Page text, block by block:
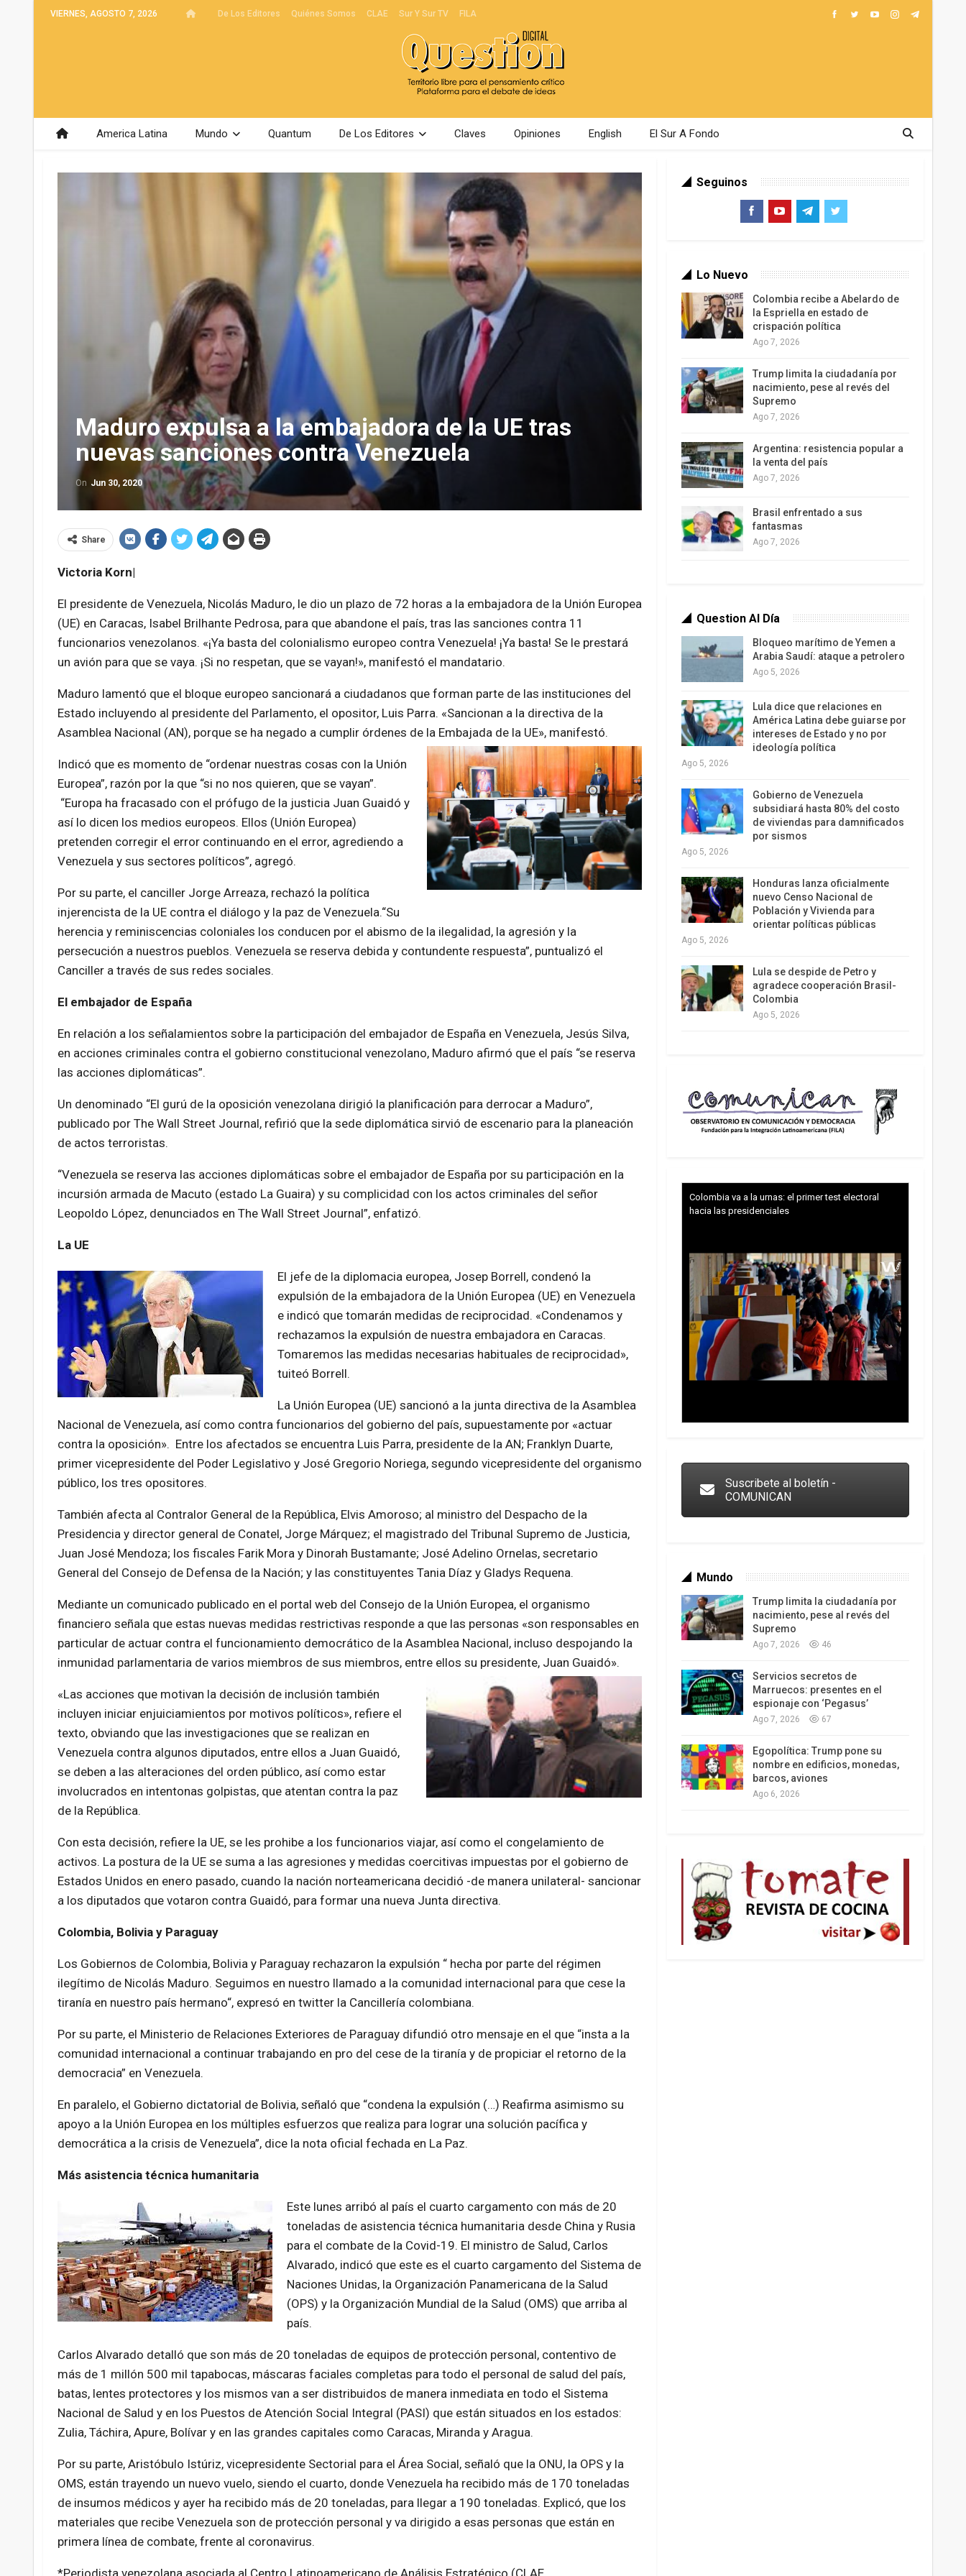
VIERNES, AGOSTO 7, 2026 De Los Editores Quiénes Somos CLAE Sur Y Sur TV FILA
America Latina Mundo Quantum De Los Editores Claves Opiniones English El Sur A Fondo
Maduro expulsa a la embajadora de la UE tras
nuevas sanciones contra Venezuela
On Jun 30, 2020
Share
Victoria Korn|
El presidente de Venezuela, Nicolás Maduro, le dio un plazo de 72 horas a la embajadora de la Unión Europea
(UE) en Caracas, Isabel Brilhante Pedrosa, para que abandone el país, tras las sanciones contra 11
funcionarios venezolanos. «¡Ya basta del colonialismo europeo contra Venezuela! ¡Ya basta! Se le prestará
un avión para que se vaya. ¡Si no respetan, que se vayan!», manifestó el mandatario.
Maduro lamentó que el bloque europeo sancionará a ciudadanos que forman parte de las instituciones del
Estado incluyendo al presidente del Parlamento, el opositor, Luis Parra. «Sancionan a la directiva de la
Asamblea Nacional (AN), porque se ha negado a cumplir órdenes de la Embajada de la UE», manifestó.
Indicó que es momento de “ordenar nuestras cosas con la Unión
Europea”, razón por la que “si no nos quieren, que se vayan”.
“Europa ha fracasado con el prófugo de la justicia Juan Guaidó y
así lo dicen los medios europeos. Ellos (Unión Europea)
pretenden corregir el error continuando en el error, agrediendo a
Venezuela y sus sectores políticos”, agregó.
Por su parte, el canciller Jorge Arreaza, rechazó la política
injerencista de la UE contra el diálogo y la paz de Venezuela.“Su
herencia y reminiscencias coloniales los conducen por el abismo de la ilegalidad, la agresión y la
persecución a nuestros pueblos. Venezuela se reserva debida y contundente respuesta”, puntualizó el
Canciller a través de sus redes sociales.
El embajador de España
En relación a los señalamientos sobre la participación del embajador de España en Venezuela, Jesús Silva,
en acciones criminales contra el gobierno constitucional venezolano, Maduro afirmó que el país “se reserva
las acciones diplomáticas”.
Un denominado “El gurú de la oposición venezolana dirigió la planificación para derrocar a Maduro”,
publicado por The Wall Street Journal, refirió que la sede diplomática sirvió de escenario para la planeación
de actos terroristas.
“Venezuela se reserva las acciones diplomáticas sobre el embajador de España por su participación en la
incursión armada de Macuto (estado La Guaira) y su complicidad con los actos criminales del señor
Leopoldo López, denunciados en The Wall Street Journal”, enfatizó.
La UE
El jefe de la diplomacia europea, Josep Borrell, condenó la
expulsión de la embajadora de la Unión Europea (UE) en Venezuela
e indicó que tomarán medidas de reciprocidad. «Condenamos y
rechazamos la expulsión de nuestra embajadora en Caracas.
Tomaremos las medidas necesarias habituales de reciprocidad»,
tuiteó Borrell.
La Unión Europea (UE) sancionó a la junta directiva de la Asamblea
Nacional de Venezuela, así como contra funcionarios del gobierno del país, supuestamente por «actuar
contra la oposición». Entre los afectados se encuentra Luis Parra, presidente de la AN; Franklyn Duarte,
primer vicepresidente del Poder Legislativo y José Gregorio Noriega, segundo vicepresidente del organismo
público, los tres opositores.
También afecta al Contralor General de la República, Elvis Amoroso; al ministro del Despacho de la
Presidencia y director general de Conatel, Jorge Márquez; el magistrado del Tribunal Supremo de Justicia,
Juan José Mendoza; los fiscales Farik Mora y Dinorah Bustamante; José Adelino Ornelas, secretario
General del Consejo de Defensa de la Nación; y las constituyentes Tania Díaz y Gladys Requena.
Mediante un comunicado publicado en el portal web del Consejo de la Unión Europea, el organismo
financiero señala que estas nuevas medidas restrictivas responde a que las personas «son responsables en
particular de actuar contra el funcionamiento democrático de la Asamblea Nacional, incluso despojando la
inmunidad parlamentaria de varios miembros de sus miembros, entre ellos su presidente, Juan Guaidó».
«Las acciones que motivan la decisión de inclusión también
incluyen iniciar enjuiciamientos por motivos políticos», refiere el
texto, obviando que las investigaciones que se realizan en
Venezuela contra algunos diputados, entre ellos a Juan Guaidó,
se deben a las alteraciones del orden público, así como estar
involucrados en intentonas golpistas, que atentan contra la paz
de la República.
Con esta decisión, refiere la UE, se les prohibe a los funcionarios viajar, así como el congelamiento de
activos. La postura de la UE se suma a las agresiones y medidas coercitivas impuestas por el gobierno de
Estados Unidos en enero pasado, cuando la nación norteamericana decidió -de manera unilateral- sancionar
a los diputados que votaron contra Guaidó, para formar una nueva Junta directiva.
Colombia, Bolivia y Paraguay
Los Gobiernos de Colombia, Bolivia y Paraguay rechazaron la expulsión “ hecha por parte del régimen
ilegítimo de Nicolás Maduro. Seguimos en nuestro llamado a la comunidad internacional para que cese la
tiranía en nuestro país hermano“, expresó en twitter la Cancillería colombiana.
Por su parte, el Ministerio de Relaciones Exteriores de Paraguay difundió otro mensaje en el que “insta a la
comunidad internacional a continuar trabajando en pro del cese de la tiranía y de propiciar el retorno de la
democracia” en Venezuela.
En paralelo, el Gobierno dictatorial de Bolivia, señaló que “condena la expulsión (…) Reafirma asimismo su
apoyo a la Unión Europea en los múltiples esfuerzos que realiza para lograr una solución pacífica y
democrática a la crisis de Venezuela”, dice la nota oficial fechada en La Paz.
Más asistencia técnica humanitaria
Este lunes arribó al país el cuarto cargamento con más de 20
toneladas de asistencia técnica humanitaria desde China y Rusia
para el combate de la Covid-19. El ministro de Salud, Carlos
Alvarado, indicó que este es el cuarto cargamento del Sistema de
Naciones Unidas, la Organización Panamericana de la Salud
(OPS) y la Organización Mundial de la Salud (OMS) que arriba al
país.
Carlos Alvarado detalló que son más de 20 toneladas de equipos de protección personal, contentivo de
más de 1 millón 500 mil tapabocas, máscaras faciales completas para todo el personal de salud del país,
batas, lentes protectores y los mismos van a ser distribuidos de manera inmediata en todo el Sistema
Nacional de Salud y en los Puestos de Atención Social Integral (PASI) que están situados en los estados:
Zulia, Táchira, Apure, Bolívar y en las grandes capitales como Caracas, Miranda y Aragua.
Por su parte, Aristóbulo Istúriz, vicepresidente Sectorial para el Área Social, señaló que la ONU, la OPS y la
OMS, están trayendo un nuevo vuelo, siendo el cuarto, donde Venezuela ha recibido más de 170 toneladas
de insumos médicos y ayer ha recibido más de 20 toneladas, para llegar a 190 toneladas. Explicó, que los
materiales que recibe Venezuela son de protección personal y va dirigido a esas personas que están en
primera línea de combate, frente al coronavirus.
Seguinos
Lo Nuevo
Colombia recibe a Abelardo de
la Espriella en estado de
crispación política
Ago 7, 2026
Trump limita la ciudadanía por
nacimiento, pese al revés del
Supremo
Ago 7, 2026
Argentina: resistencia popular a
la venta del país
Ago 7, 2026
Brasil enfrentado a sus
fantasmas
Ago 7, 2026
Question Al Día
Bloqueo marítimo de Yemen a
Arabia Saudí: ataque a petrolero
Ago 5, 2026
Lula dice que relaciones en
América Latina debe guiarse por
intereses de Estado y no por
ideología política
Ago 5, 2026
Gobierno de Venezuela
subsidiará hasta 80% del costo
de viviendas para damnificados
por sismos
Ago 5, 2026
Honduras lanza oficialmente
nuevo Censo Nacional de
Población y Vivienda para
orientar políticas públicas
Ago 5, 2026
Lula se despide de Petro y
agradece cooperación Brasil-
Colombia
Ago 5, 2026
Colombia va a la urnas: el primer test electoral
hacia las presidenciales
Suscribete al boletín -
COMUNICAN
Mundo
Trump limita la ciudadanía por
nacimiento, pese al revés del
Supremo
Ago 7, 2026 46
Servicios secretos de
Marruecos: presentes en el
espionaje con ‘Pegasus’
Ago 7, 2026 67
Egopolítica: Trump pone su
nombre en edificios, monedas,
barcos, aviones
Ago 6, 2026